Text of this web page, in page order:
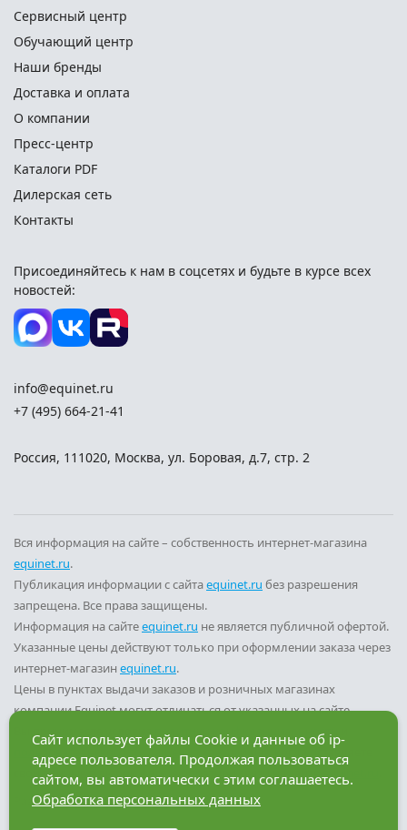
Сервисный центр
Обучающий центр
Наши бренды
Доставка и оплата
О компании
Пресс-центр
Каталоги PDF
Дилерская сеть
Контакты
Присоединяйтесь к нам в соцсетях и будьте в курсе всех
новостей:
info@equinet.ru
+7 (495) 664-21-41
Россия, 111020, Москва, ул. Боровая, д.7, стр. 2
Вся информация на сайте – собственность интернет-магазина
equinet.ru.
Публикация информации с сайтаequinet.ru без разрешения
запрещена. Все права защищены.
Информация на сайтеequinet.ru не является публичной офертой.
Указанные цены действуют только при оформлении заказа через
интернет-магазин equinet.ru.
Цены в пунктах выдачи заказов и розничных магазинах
компании Equinet могут отличаться от указанных на сайте.
Вы принимаете условия
политики конфиденциальности
пользовательского соглашения
каждый раз, когда оставляете
свои данные в любой форме обратной связи на сайте
Разработка сайта — компания «Факт»
Сайт использует файлы Cookie и данные об ip-
адресе пользователя. Продолжая пользоваться
сайтом, вы автоматически с этим соглашаетесь.
Обработка персональных данных